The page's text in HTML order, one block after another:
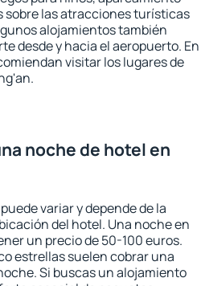
las atracciones turísticas
alojamientos también
desde y hacia el aeropuerto. En
visitar los lugares de
noche de hotel en
variar y depende de la
del hotel. Una noche en
un precio de 50-100 euros.
estrellas suelen cobrar una
Si buscas un alojamiento